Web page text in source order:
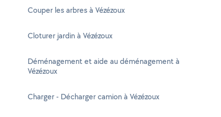
Couper les arbres à Vézézoux
Cloturer jardin à Vézézoux
Déménagement et aide au déménagement à
Vézézoux
Charger - Décharger camion à Vézézoux